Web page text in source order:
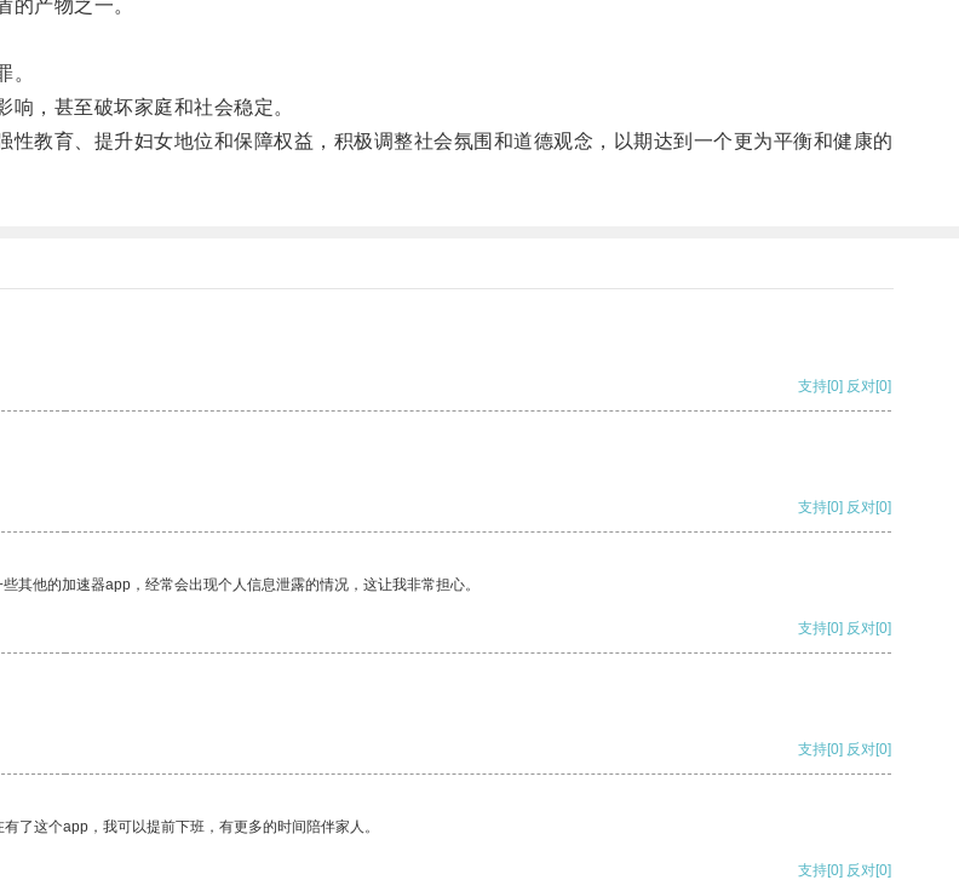
产物之一。
，甚至破坏家庭和社会稳定。
育、提升妇女地位和保障权益，积极调整社会氛围和道德观念，以期达到一个更为平衡和健康的
支持[0] 反对[0]
支持[0] 反对[0]
他的加速器app，经常会出现个人信息泄露的情况，这让我非常担心。
支持[0] 反对[0]
支持[0] 反对[0]
了这个app，我可以提前下班，有更多的时间陪伴家人。
支持[0] 反对[0]